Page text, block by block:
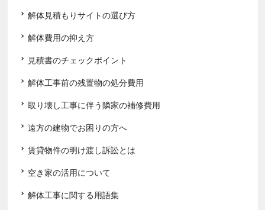
解体見積もりサイトの選び方
解体費用の抑え方
見積書のチェックポイント
解体工事前の残置物の処分費用
取り壊し工事に伴う隣家の補修費用
遠方の建物でお困りの方へ
賃貸物件の明け渡し訴訟とは
空き家の活用について
解体工事に関する用語集